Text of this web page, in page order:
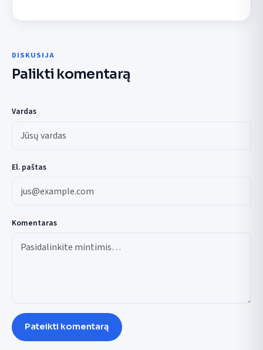
DISKUSIJA
Palikti komentarą
Vardas
El. paštas
Komentaras
Pateikti komentarą